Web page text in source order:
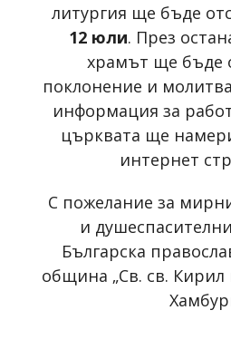
литургия ще бъде
12 юли. През
храмът ще бъде
поклонение и
информация за
църквата ще
интернет
С пожелание за
и
Българска
община „Св. св. Кирил